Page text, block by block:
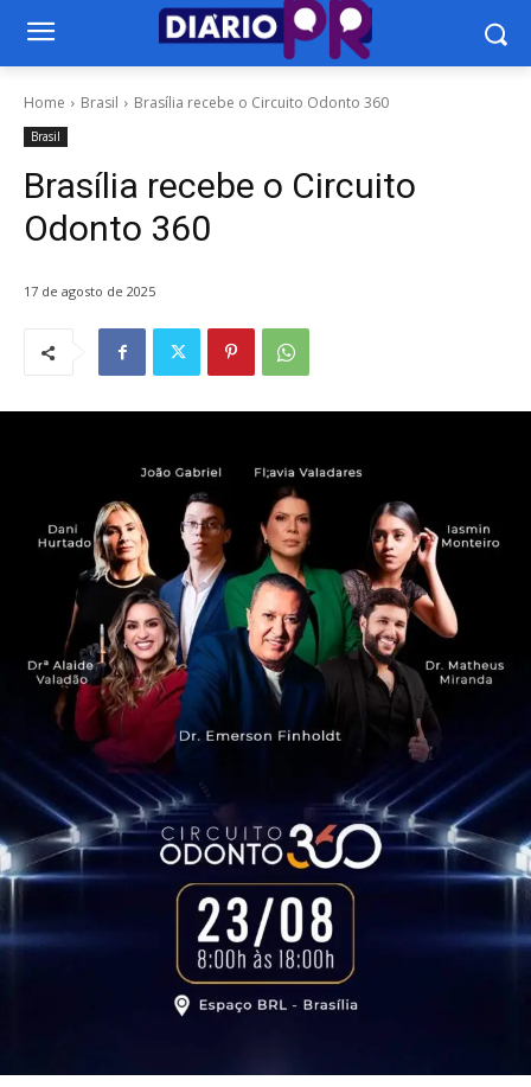
Home Brasil Brasília recebe o Circuito Odonto 360
Brasil
Brasília recebe o Circuito
Odonto 360
17 de agosto de 2025